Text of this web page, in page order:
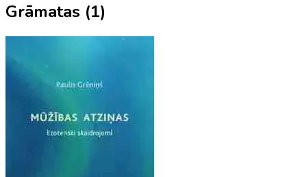
Grāmatas (1)